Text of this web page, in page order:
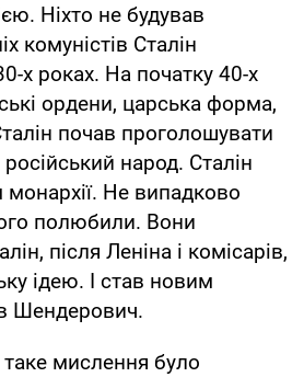
Ніхто не будував
комуністів Сталін
х роках. На початку 40-х
ордени, царська форма,
почав проголошувати
народ. Сталін
Не випадково
полюбили. Вони
після Леніна і комісарів,
ідею. І став новим
Шендерович.
мислення було